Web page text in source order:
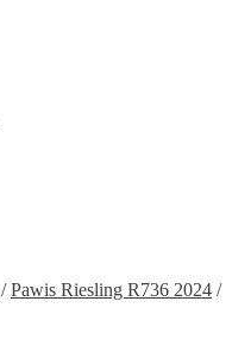
/Pawis Riesling R736 2024 /